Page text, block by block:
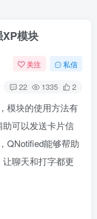
模块
关注 私信
22 1335 2
模块的使用方法有
可以发送卡片信
QNotified能够帮助
聊天和打字都更